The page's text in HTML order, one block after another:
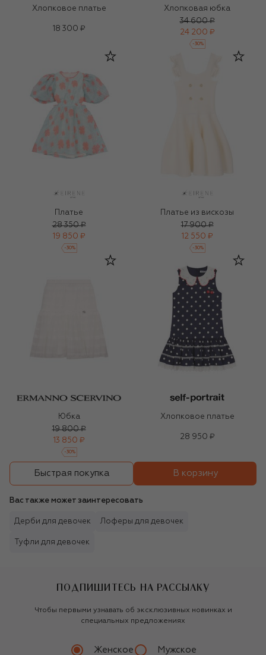
Хлопковое платье
18 300 ₽
Хлопковая юбка
34 600 ₽
24 200 ₽
-30%
Платье
28 350 ₽
19 850 ₽
-30%
Платье из вискозы
17 900 ₽
12 550 ₽
-30%
Юбка
19 800 ₽
13 850 ₽
-30%
Хлопковое платье
28 950 ₽
Быстрая покупка В корзину
Вас также может заинтересовать
Дерби для девочек Лоферы для девочек
Туфли для девочек
ПОДПИШИТЕСЬ НА РАССЫЛКУ
Чтобы первыми узнавать об эксклюзивных новинках и
специальных предложениях
Женское Мужское